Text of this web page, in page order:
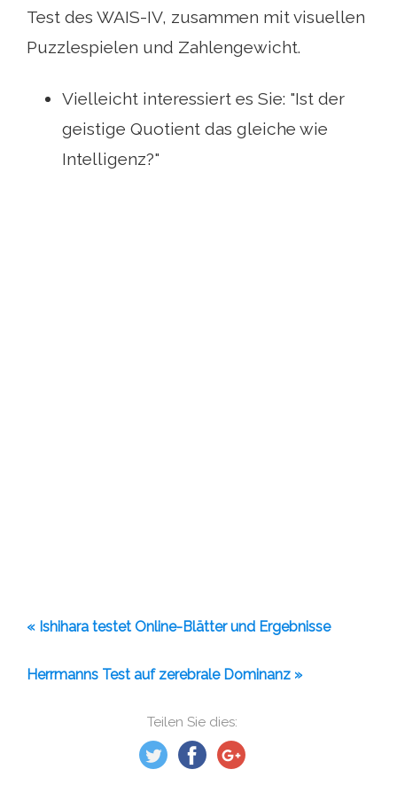
Teilen Sie dies:
Test des WAIS-IV, zusammen mit visuellen
Puzzlespielen und Zahlengewicht.
Vielleicht interessiert es Sie: "Ist der
geistige Quotient das gleiche wie
Intelligenz?"
« Ishihara testet Online-Blätter und Ergebnisse
Herrmanns Test auf zerebrale Dominanz »